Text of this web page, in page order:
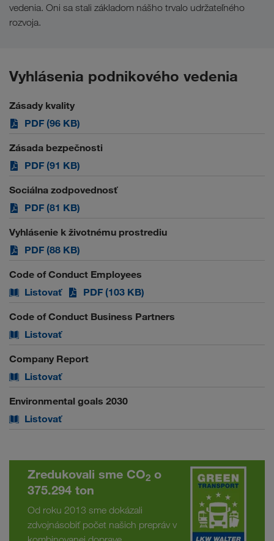
vedenia. Oni sa stali základom nášho trvalo udržateľného
rozvoja.
Vyhlásenia podnikového vedenia
Zásady kvality
PDF (96 KB)
Zásada bezpečnosti
PDF (91 KB)
Sociálna zodpovednosť
PDF (81 KB)
Vyhlásenie k životnému prostrediu
PDF (88 KB)
Code of Conduct Employees
Listovať
PDF (103 KB)
Code of Conduct Business Partners
Listovať
Company Report
Listovať
Environmental goals 2030
Listovať
Zredukovali sme CO2 o
375.294 ton
Od roku 2013 sme dokázali
zdvojnásobiť počet našich prepráv v